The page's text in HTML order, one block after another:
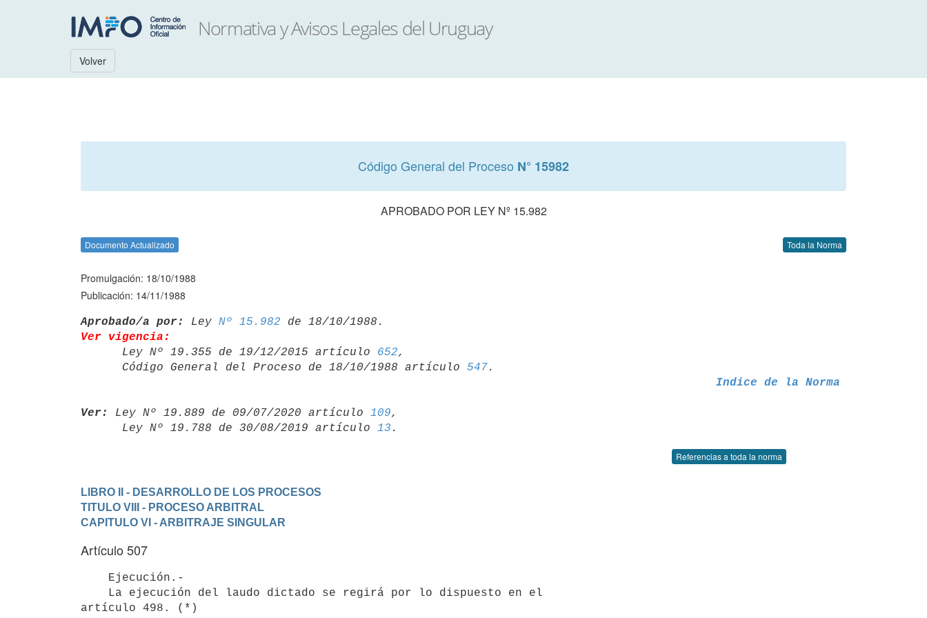
Volver
Código General del Proceso N° 15982
APROBADO POR LEY Nº 15.982
Documento Actualizado Toda la Norma
Promulgación: 18/10/1988
Publicación: 14/11/1988
Aprobado/a por: Ley Nº 15.982
Ver vigencia:
Ley Nº 19.355 de 19/12/2015 artículo 652,
      Código General del Proceso de 18/10/1988 artículo
547
Indice de la Norma
Ver: Ley Nº 19.889 de 09/07/2020 artículo 109,
      Ley Nº 19.788 de 30/08/2019 artículo
13
Referencias a toda la norma
LIBRO II - DESARROLLO DE LOS PROCESOS
TITULO VIII - PROCESO ARBITRAL
CAPITULO VI - ARBITRAJE SINGULAR
Artículo 507